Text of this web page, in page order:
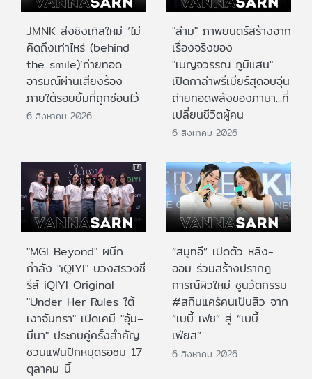
JMNK ส่งซิงเกิลใหม่ ‘ไม่
คิดถึงเท่าไหร่ (behind
the smile)’ถ่ายทอด
อารมณ์ผ่านเสียงร้อง
ภายใต้รอยยิ้มที่ถูกซ่อนไว้
6 สิงหาคม 2026
"ล่าม" ภาพยนตร์สร้างจาก
เรื่องจริงของ
"เบญจวรรณ ภูมิแสน"
เปิดกาล่าพรีเมียร์สุดอบอุ่น
ถ่ายทอดพลังของภาษา...ที่
เปลี่ยนชีวิตผู้คน
6 สิงหาคม 2026
"MGI Beyond" ผนึก
กำลัง "iQIYI" บวงสรวงซี
รีส์ iQIYI Original
"Under Her Rules ใต้
เงาจันทรา" เปิดเคมี "อุ้ม–
มีนา" ประกบคู่ครั้งสำคัญ
ชวนแฟนปักหมุดรอชม 17
ตุลาคม นี้
“สมูทอี” เปิดตัว หลิง-
ออม ร่วมสร้างปรากฎ
การณ์ผิวใหม่ ชูนวัตกรรม
#สกินแคร์คนเป็นสิว จาก
“เบบี้ เฟซ” สู่ “เบบี้
เฟียส”
6 สิงหาคม 2026